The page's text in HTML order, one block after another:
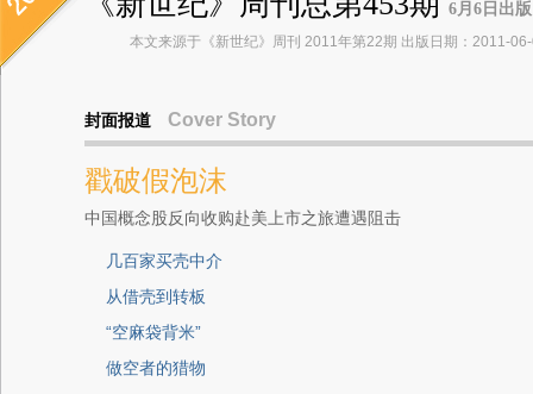
6月6日出版
本文来源于《新世纪》周刊 2011年第22期 出版日期：2011-
封面报道 Cover Story
戳破假泡沫
中国概念股反向收购赴美上市之旅遭遇阻击
几百家买壳中介
从借壳到转板
“空麻袋背米”
做空者的猎物